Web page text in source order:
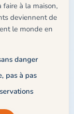
à la maison,
deviennent de
le monde en
danger
pas à pas